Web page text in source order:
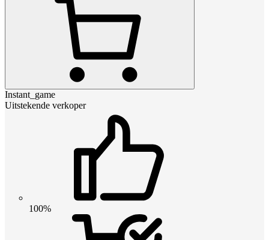
Instant_game
Uitstekende verkoper
100%